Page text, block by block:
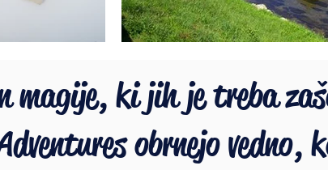
magije, ki jih je treba
obrnejo vedno,